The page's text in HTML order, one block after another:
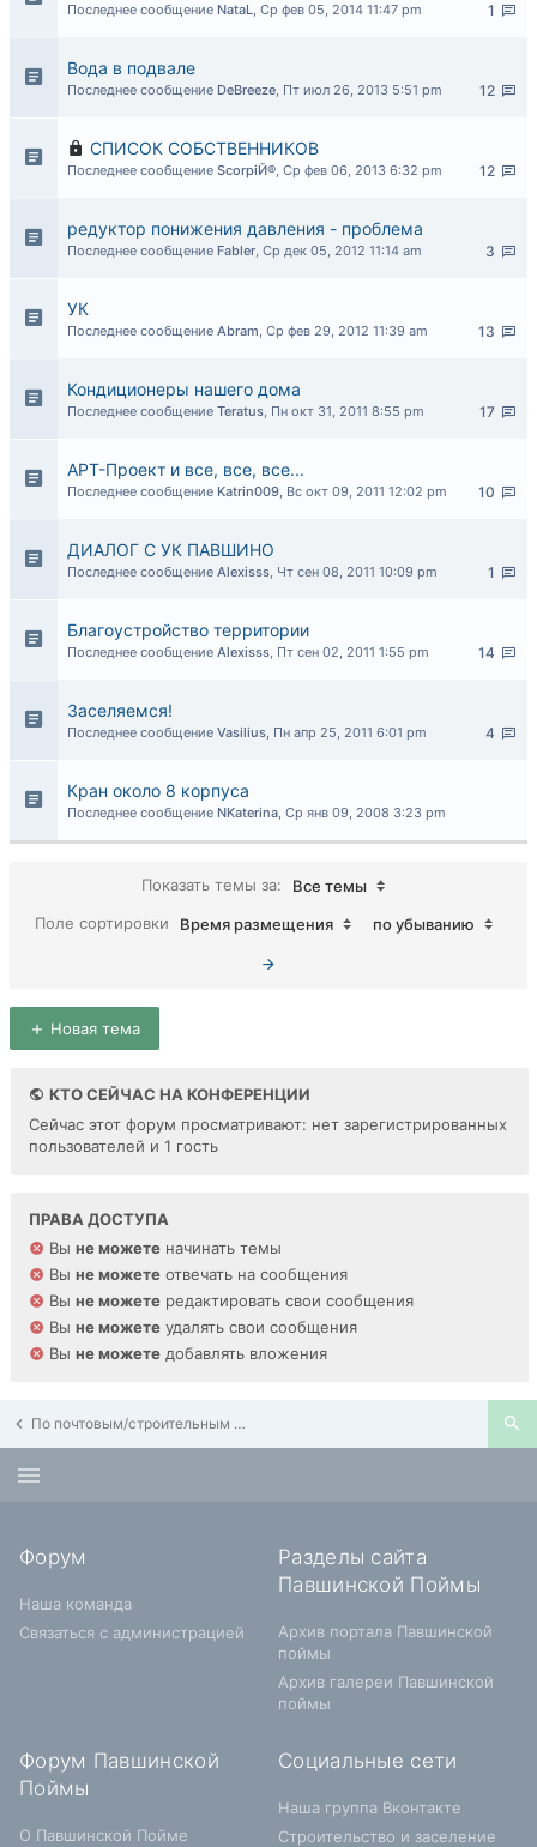
1
Последнее сообщение NataL, Ср фев 05, 2014 11:47 pm
Вода в подвале
12
Последнее сообщение DeBreeze, Пт июл 26, 2013 5:51 pm
СПИСОК СОБСТВЕННИКОВ
12
Последнее сообщение ScorpiЙ®, Ср фев 06, 2013 6:32 pm
редуктор понижения давления - проблема
3
Последнее сообщение Fabler, Ср дек 05, 2012 11:14 am
УК
13
Последнее сообщение Abram, Ср фев 29, 2012 11:39 am
Кондиционеры нашего дома
17
Последнее сообщение Teratus, Пн окт 31, 2011 8:55 pm
АРТ-Проект и все, все, все...
10
Последнее сообщение Katrin009, Вс окт 09, 2011 12:02 pm
ДИАЛОГ С УК ПАВШИНО
1
Последнее сообщение Alexisss, Чт сен 08, 2011 10:09 pm
Благоустройство территории
14
Последнее сообщение Alexisss, Пт сен 02, 2011 1:55 pm
Заселяемся!
4
Последнее сообщение Vasilius, Пн апр 25, 2011 6:01 pm
Кран около 8 корпуса
Последнее сообщение NKaterina, Ср янв 09, 2008 3:23 pm
Показать темы за:
Все темы
Поле сортировки
Время размещения по убыванию
Новая тема
КТО СЕЙЧАС НА КОНФЕРЕНЦИИ
Сейчас этот форум просматривают: нет зарегистрированных
пользователей и 1 гость
ПРАВА ДОСТУПА
Вы не можете начинать темы
Вы не можете отвечать на сообщения
Вы не можете редактировать свои сообщения
Вы не можете удалять свои сообщения
Вы не можете добавлять вложения
По почтовым/строительным адресам Павшинской Поймы
Форум
Наша команда
Связаться с администрацией
Разделы сайта
Павшинской Поймы
Архив портала Павшинской
поймы
Архив галереи Павшинской
поймы
Форум Павшинской
Поймы
О Павшинской Пойме
Социальные сети
Наша группа Вконтакте
Строительство и заселение